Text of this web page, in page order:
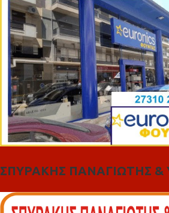
ΣΠΥΡΑΚΗΣ ΠΑΝΑΓΙΩΤΗΣ &